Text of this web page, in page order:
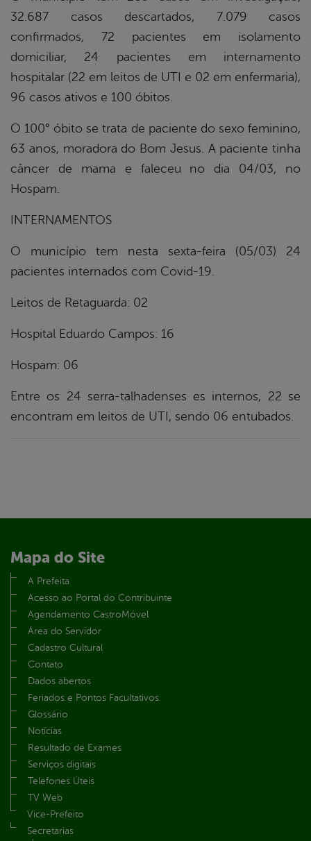
32.687 casos descartados, 7.079 casos
confirmados, 72 pacientes em isolamento
domiciliar, 24 pacientes em internamento
hospitalar (22 em leitos de UTI e 02 em enfermaria),
96 casos ativos e 100 óbitos.
O 100° óbito se trata de paciente do sexo feminino,
63 anos, moradora do Bom Jesus. A paciente tinha
câncer de mama e faleceu no dia 04/03, no
Hospam.
INTERNAMENTOS
O município tem nesta sexta-feira (05/03) 24
pacientes internados com Covid-19.
Leitos de Retaguarda: 02
Hospital Eduardo Campos: 16
Hospam: 06
Entre os 24 serra-talhadenses es internos, 22 se
encontram em leitos de UTI, sendo 06 entubados.
Mapa do Site
A Prefeita
Acesso ao Portal do Contribuinte
Agendamento CastroMóvel
Área do Servidor
Cadastro Cultural
Contato
Dados abertos
Feriados e Pontos Facultativos
Glossário
Notícias
Resultado de Exames
Serviços digitais
Telefones Úteis
TV Web
Vice-Prefeito
Secretarias